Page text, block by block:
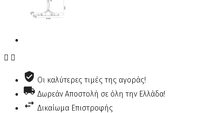
 
Οι καλύτερες τιμές της αγοράς!
Δωρεάν Αποστολή σε όλη την Ελλάδα!
Δικαίωμα Επιστροφής